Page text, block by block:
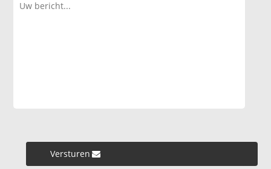
Versturen »